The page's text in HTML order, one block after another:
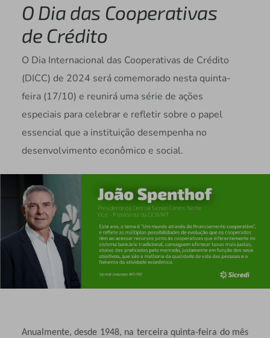
O Dia das Cooperativas
de Crédito
O Dia Internacional das Cooperativas de Crédito
(DICC) de 2024 será comemorado nesta quinta-
feira (17/10) e reunirá uma série de ações
especiais para celebrar e refletir sobre o papel
essencial que a instituição desempenha no
desenvolvimento econômico e social.
Anualmente, desde 1948, na terceira quinta-feira do mês